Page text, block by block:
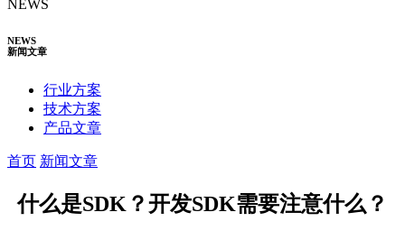
NEWS
NEWS
新闻文章
行业方案
技术方案
产品文章
首页 新闻文章
什么是SDK？开发SDK需要注意什么？